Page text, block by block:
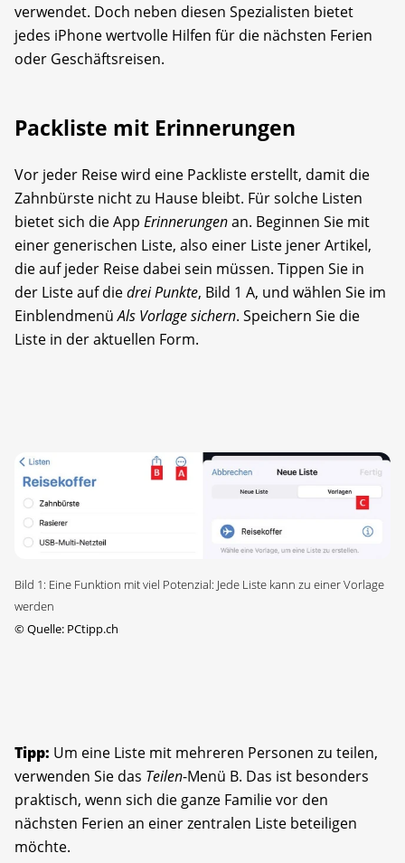
verwendet. Doch neben diesen Spezialisten bietet
jedes iPhone wertvolle Hilfen für die nächsten Ferien
oder Geschäftsreisen.
Packliste mit Erinnerungen
Vor jeder Reise wird eine Packliste erstellt, damit die
Zahnbürste nicht zu Hause bleibt. Für solche Listen
bietet sich die App Erinnerungenan. Beginnen Sie mit
einer generischen Liste, also einer Liste jener Artikel,
die auf jeder Reise dabei sein müssen. Tippen Sie in
der Liste auf diedrei Punkte, Bild 1 A, und wählen Sie im
EinblendmenüAls Vorlage sichern. Speichern Sie die
Liste in der aktuellen Form.
Bild 1: Eine Funktion mit viel Potenzial: Jede Liste kann zu einer Vorlage
werden
©Quelle: PCtipp.ch
Tipp: Um eine Liste mit mehreren Personen zu teilen,
verwenden Sie das Teilen-Menü B. Das ist besonders
praktisch, wenn sich die ganze Familie vor den
nächsten Ferien an einer zentralen Liste beteiligen
möchte.